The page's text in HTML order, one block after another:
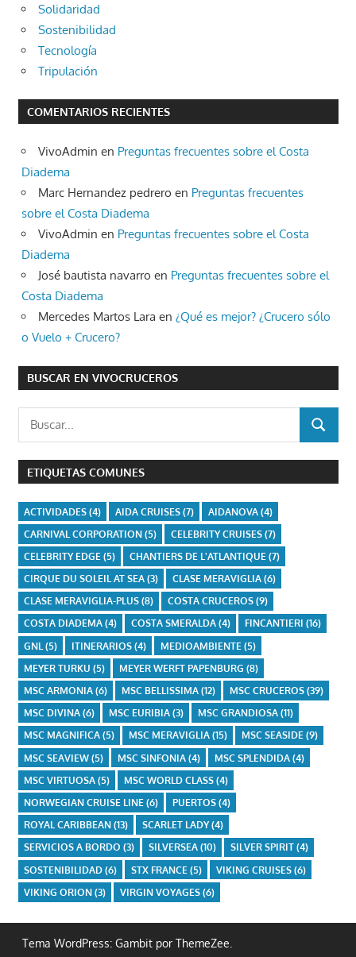
Solidaridad
Sostenibilidad
Tecnología
Tripulación
COMENTARIOS RECIENTES
VivoAdmin en Preguntas frecuentes sobre el Costa
Diadema
Marc Hernandez pedrero en Preguntas frecuentes
sobre el Costa Diadema
VivoAdmin en Preguntas frecuentes sobre el Costa
Diadema
José bautista navarro en Preguntas frecuentes sobre el
Costa Diadema
Mercedes Martos Lara en ¿Qué es mejor? ¿Crucero sólo
o Vuelo + Crucero?
BUSCAR EN VIVOCRUCEROS
Buscar:
BUSCAR
ETIQUETAS COMUNES
ACTIVIDADES(4) AIDA CRUISES(7) AIDANOVA(4)
CARNIVAL CORPORATION(5) CELEBRITY CRUISES(7)
CELEBRITY EDGE (5) CHANTIERS DE L'ATLANTIQUE (7)
CIRQUE DU SOLEIL AT SEA(3) CLASE MERAVIGLIA(6)
CLASE MERAVIGLIA-PLUS(8) COSTA CRUCEROS(9)
COSTA DIADEMA(4) COSTA SMERALDA(4) FINCANTIERI (16)
GNL (5) ITINERARIOS(4) MEDIOAMBIENTE (5)
MEYER TURKU (5) MEYER WERFT PAPENBURG (8)
MSC ARMONIA(6) MSC BELLISSIMA(12) MSC CRUCEROS(39)
MSC DIVINA(6) MSC EURIBIA(3) MSC GRANDIOSA(11)
MSC MAGNIFICA(5) MSC MERAVIGLIA(15) MSC SEASIDE(9)
MSC SEAVIEW(5) MSC SINFONIA(4) MSC SPLENDIDA(4)
MSC VIRTUOSA(5) MSC WORLD CLASS(4)
NORWEGIAN CRUISE LINE (6) PUERTOS(4)
ROYAL CARIBBEAN(13) SCARLET LADY(4)
SERVICIOS A BORDO (3) SILVERSEA(10) SILVER SPIRIT(4)
SOSTENIBILIDAD(6) STX FRANCE (5) VIKING CRUISES(6)
VIKING ORION(3) VIRGIN VOYAGES(6)
Tema WordPress: Gambit por ThemeZee.